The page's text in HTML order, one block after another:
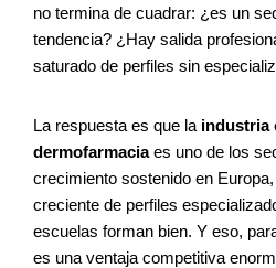
no termina de cuadrar: ¿es un
tendencia? ¿Hay salida
saturado de perfiles sin
La respuesta es que la industria
dermofarmaciaes uno de los
crecimiento sostenido en
creciente de perfiles
escuelas forman bien. Y eso,
es una ventaja competitiva